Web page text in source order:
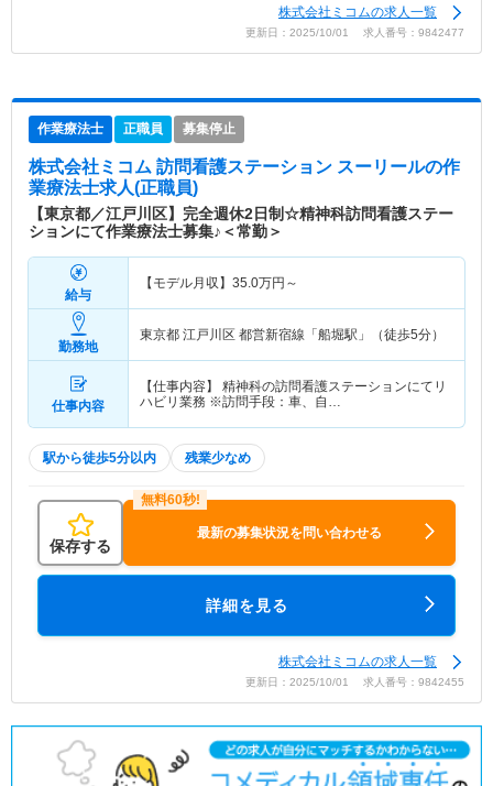
株式会社ミコムの求人一覧
更新日：2025/10/01 求人番号：9842477
作業療法士 正職員 募集停止
株式会社ミコム 訪問看護ステーション スーリールの作
業療法士求人(正職員)
【東京都／江戸川区】完全週休2日制☆精神科訪問看護ステー
ションにて作業療法士募集♪＜常勤＞
給与
【モデル月収】 35.0万円～
勤務地
東京都 江戸川区 都営新宿線「船堀駅」（徒歩5分）
仕事内容
【仕事内容】 精神科の訪問看護ステーションにてリ
ハビリ業務 ※訪問手段：車、自…
駅から徒歩5分以内 残業少なめ
保存する
最新の募集状況を問い合わせる
詳細を見る
株式会社ミコムの求人一覧
更新日：2025/10/01 求人番号：9842455